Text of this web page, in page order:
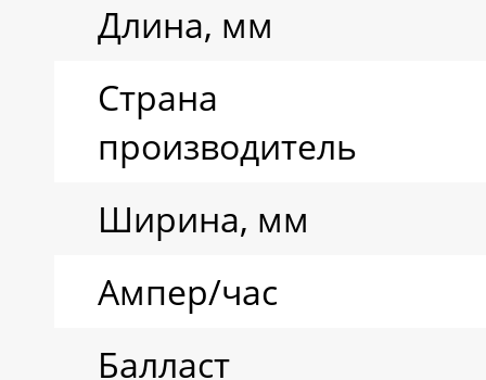
Тип аккумулятора
Длина, мм
Страна
производитель
Ширина, мм
Ампер/час
Балласт